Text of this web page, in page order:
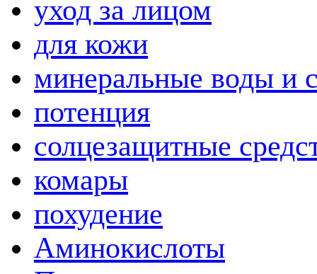
уход за лицом
для кожи
минеральные воды и
потенция
солцезащитные
комары
похудение
Аминокислоты